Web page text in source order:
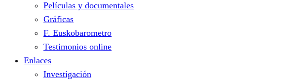
Películas y documentales
Gráficas
F. Euskobarometro
Testimonios online
Enlaces
Investigación